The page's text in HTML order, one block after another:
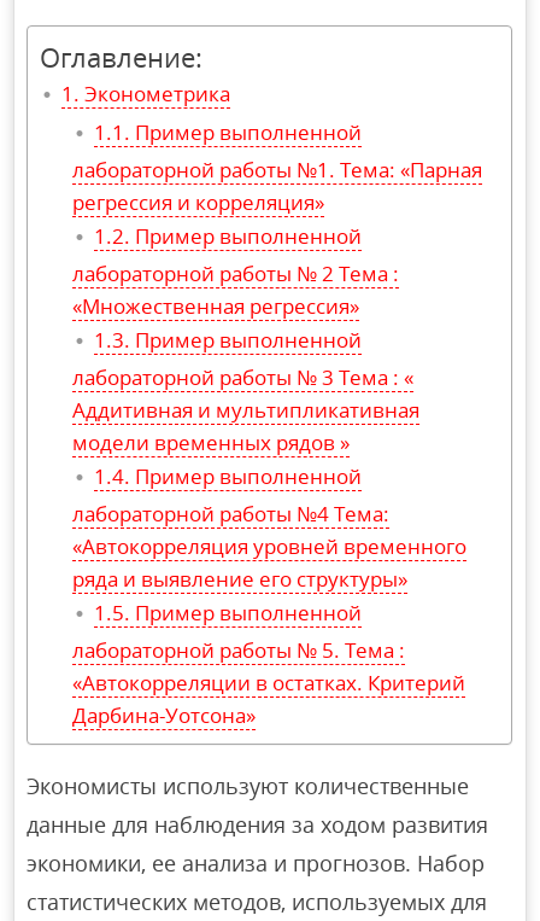
Оглавление:
Эконометрика
Пример выполненной
лабораторной работы №1. Тема: «Парная
регрессия и корреляция»
Пример выполненной
лабораторной работы № 2 Тема :
«Множественная регрессия»
Пример выполненной
лабораторной работы № 3 Тема : «
Аддитивная и мультипликативная
модели временных рядов »
Пример выполненной
лабораторной работы №4 Тема:
«Автокорреляция уровней временного
ряда и выявление его структуры»
Пример выполненной
лабораторной работы № 5. Тема :
«Автокорреляции в остатках. Критерий
Дарбина-Уотсона»
Экономисты используют количественные
данные для наблюдения за ходом развития
экономики, ее анализа и прогнозов. Набор
статистических методов, используемых для